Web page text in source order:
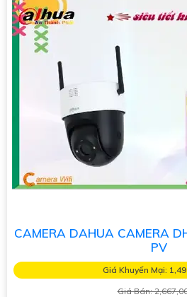
CAMERA DAHUA CAMERA
PV
Giá Khuyến Mại:
Giá Bán: